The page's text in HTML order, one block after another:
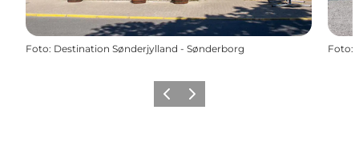
Foto: Destination Sønderjylland - Sønderborg Foto:
ZurückWeiter